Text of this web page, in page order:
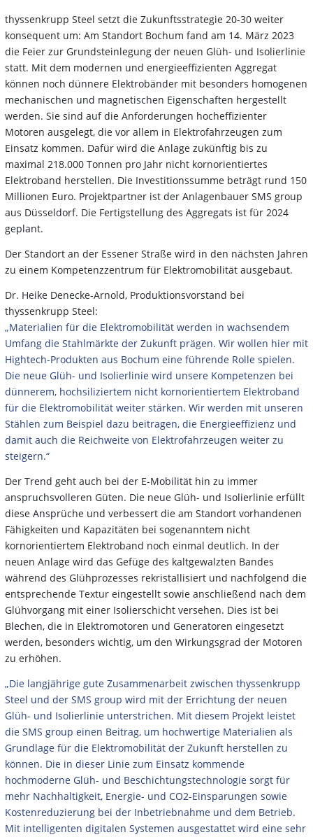
thyssenkrupp Steel setzt die Zukunftsstrategie 20-30 weiter
konsequent um: Am Standort Bochum fand am 14. März 2023
die Feier zur Grundsteinlegung der neuen Glüh- und Isolierlinie
statt. Mit dem modernen und energieeffizienten Aggregat
können noch dünnere Elektrobänder mit besonders homogenen
mechanischen und magnetischen Eigenschaften hergestellt
werden. Sie sind auf die Anforderungen hocheffizienter
Motoren ausgelegt, die vor allem in Elektrofahrzeugen zum
Einsatz kommen. Dafür wird die Anlage zukünftig bis zu
maximal 218.000 Tonnen pro Jahr nicht kornorientiertes
Elektroband herstellen. Die Investitionssumme beträgt rund 150
Millionen Euro. Projektpartner ist der Anlagenbauer SMS group
aus Düsseldorf. Die Fertigstellung des Aggregats ist für 2024
geplant.
Der Standort an der Essener Straße wird in den nächsten Jahren
zu einem Kompetenzzentrum für Elektromobilität ausgebaut.
Dr. Heike Denecke-Arnold, Produktionsvorstand bei
thyssenkrupp Steel:
„Materialien für die Elektromobilität werden in wachsendem
Umfang die Stahlmärkte der Zukunft prägen. Wir wollen hier mit
Hightech-Produkten aus Bochum eine führende Rolle spielen.
Die neue Glüh- und Isolierlinie wird unsere Kompetenzen bei
dünnerem, hochsiliziertem nicht kornorientiertem Elektroband
für die Elektromobilität weiter stärken. Wir werden mit unseren
Stählen zum Beispiel dazu beitragen, die Energieeffizienz und
damit auch die Reichweite von Elektrofahrzeugen weiter zu
steigern.“
Der Trend geht auch bei der E-Mobilität hin zu immer
anspruchsvolleren Güten. Die neue Glüh- und Isolierlinie erfüllt
diese Ansprüche und verbessert die am Standort vorhandenen
Fähigkeiten und Kapazitäten bei sogenanntem nicht
kornorientiertem Elektroband noch einmal deutlich. In der
neuen Anlage wird das Gefüge des kaltgewalzten Bandes
während des Glühprozesses rekristallisiert und nachfolgend die
entsprechende Textur eingestellt sowie anschließend nach dem
Glühvorgang mit einer Isolierschicht versehen. Dies ist bei
Blechen, die in Elektromotoren und Generatoren eingesetzt
werden, besonders wichtig, um den Wirkungsgrad der Motoren
zu erhöhen.
„Die langjährige gute Zusammenarbeit zwischen thyssenkrupp
Steel und der SMS group wird mit der Errichtung der neuen
Glüh- und Isolierlinie unterstrichen. Mit diesem Projekt leistet
die SMS group einen Beitrag, um hochwertige Materialien als
Grundlage für die Elektromobilität der Zukunft herstellen zu
können. Die in dieser Linie zum Einsatz kommende
hochmoderne Glüh- und Beschichtungstechnologie sorgt für
mehr Nachhaltigkeit, Energie- und CO2-Einsparungen sowie
Kostenreduzierung bei der Inbetriebnahme und dem Betrieb.
Mit intelligenten digitalen Systemen ausgestattet wird eine sehr